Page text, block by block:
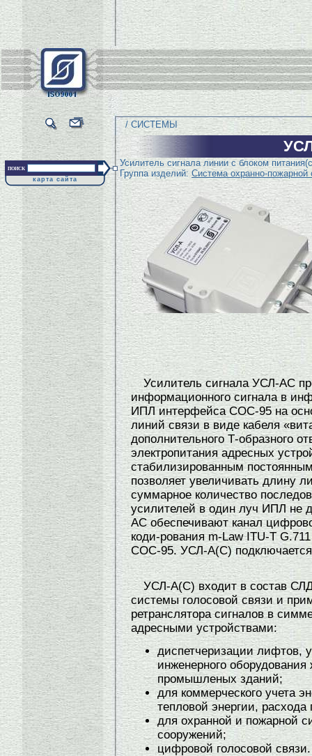
/ СИСТЕМЫ
поиск
карта сайта
Усилитель сигнала линии с блоком
Группа изделий: Система охранно-
Усилитель сигнала УСЛ-АС
информационного сигнала в
ИПЛ интерфейса СОС-95 на
линий связи в виде кабеля
дополнительного Т-образного
электропитания адресных
стабилизированным
позволяет увеличивать длину
суммарное количество
усилителей в один луч ИПЛ не
АС обеспечивают канал
коди-рования m-Law ITU-T
СОС-95. УСЛ-А(С)
УСЛ-А(С) входит в состав
системы голосовой связи и
ретранслятора сигналов в
адресными устройствами:
диспетчеризации лифтов,
инженерного
промышленых зданий;
для коммерческого учета
тепловой энергии,
для охранной и пожарной
сооружений;
цифровой голосовой связи.